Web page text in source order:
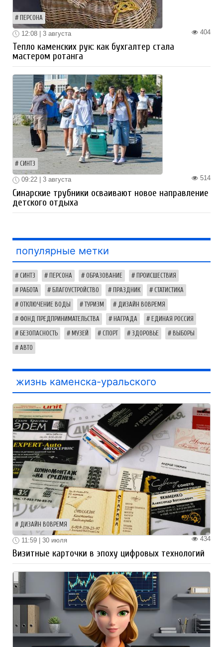
ПЕРСОНА
404
12:08 | 3 августа
Тепло каменских рук: как бухгалтер стала
мастером ротанга
СИНТЗ
514
09:22 | 3 августа
Синарские трубники осваивают новое направление
детского отдыха
популярные метки
СИНТЗ ПЕРСОНА ОБРАЗОВАНИЕ ПРОИСШЕСТВИЯ
РАБОТА БЛАГОУСТРОЙСТВО ПРАЗДНИК СТАТИСТИКА
ОТКЛЮЧЕНИЕ ВОДЫ ТУРИЗМ ДИЗАЙН ВОВРЕМЯ
ФОНД ПРЕДПРИНИМАТЕЛЬСТВА НАГРАДА ЕДИНАЯ РОССИЯ
БЕЗОПАСНОСТЬ МУЗЕЙ СПОРТ ЗДОРОВЬЕ ВЫБОРЫ
АВТО
жизнь каменска-уральского
ДИЗАЙН ВОВРЕМЯ
434
11:59 | 30 июля
Визитные карточки в эпоху цифровых технологий